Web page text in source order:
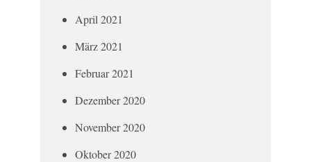
April 2021
März 2021
Februar 2021
Dezember 2020
November 2020
Oktober 2020